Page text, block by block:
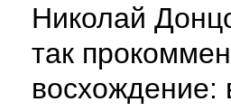
Николай
так